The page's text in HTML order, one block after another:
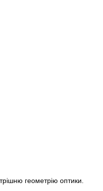
геометрію оптики.